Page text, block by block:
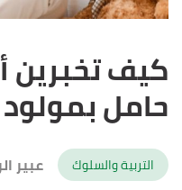
كيف تخبرين
حامل
التربية والسلوك
عبير